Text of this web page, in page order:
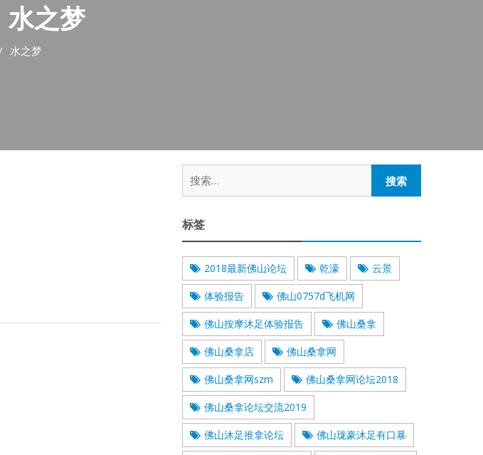
水之梦
水之梦
标签
2018最新佛山论坛 乾濠 云景
体验报告 佛山0757d飞机网
佛山按摩沐足体验报告 佛山桑拿
佛山桑拿店 佛山桑拿网
佛山桑拿网szm 佛山桑拿网论坛2018
佛山桑拿论坛交流2019
佛山沐足推拿论坛 佛山珑豪沐足有口暴